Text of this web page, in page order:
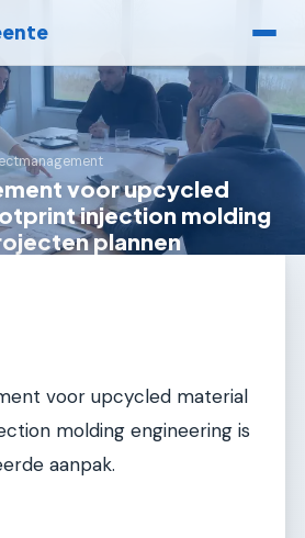
voor upcycled
injection molding
plannen
voor upcycled material
molding engineering is
aanpak.